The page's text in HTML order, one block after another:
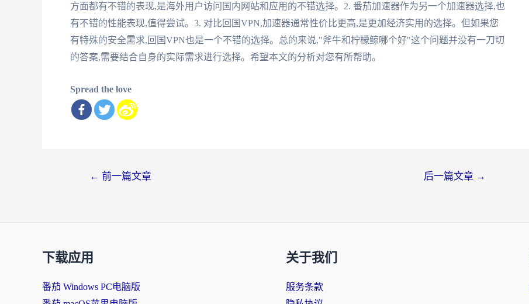
方面都有不错的表现,是海外用户访问国内网站和应用的不错选择。2. 番茄加速器作为另一个加速器选择,也
有不错的性能表现,值得尝试。3. 对比回国VPN,加速器通常性价比更高,是更加经济实用的选择。但如果您
有特殊的安全需求,回国VPN也是一个不错的选择。总的来说,"斧牛和柠檬鲸哪个好"这个问题并没有一刀切
的答案,需要结合自身的实际需求进行选择。希望本文的分析对您有所帮助。
Spread the love
← 前一篇文章 后一篇文章 →
下载应用
番茄 Windows PC电脑版
关于我们
服务条款